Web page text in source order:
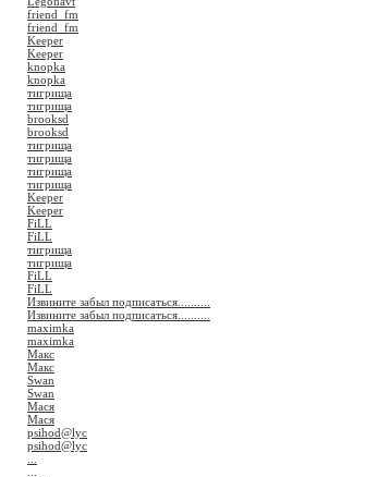
friend_fm
friend_fm
Keeper
Keeper
knopka
knopka
тигрища
тигрища
brooksd
brooksd
тигрища
тигрища
тигрища
тигрища
Keeper
Keeper
FiLL
FiLL
тигрища
тигрища
FiLL
FiLL
Извините забыл подписаться..........
Извините забыл подписаться..........
maximka
maximka
Макс
Макс
Swan
Swan
Мася
Мася
psihod@lyc
psihod@lyc